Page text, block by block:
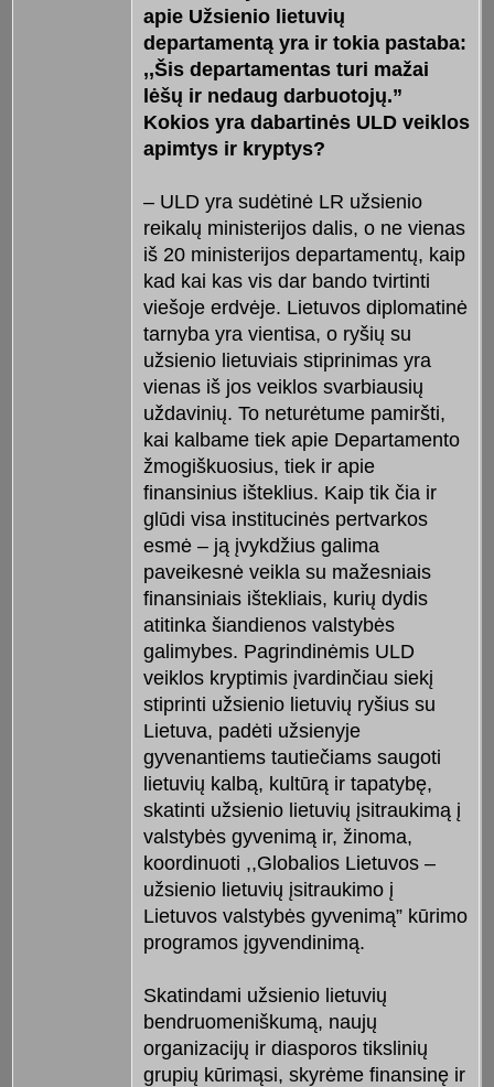
apie Užsienio lietuvių
departamentą yra ir tokia pastaba:
,,Šis departamentas turi mažai
lėšų ir nedaug darbuotojų.”
Kokios yra dabartinės ULD veiklos
apimtys ir kryptys?
– ULD yra sudėtinė LR užsienio
reikalų ministerijos dalis, o ne vienas
iš 20 ministerijos departamentų, kaip
kad kai kas vis dar bando tvirtinti
viešoje erdvėje. Lietuvos diplomatinė
tarnyba yra vientisa, o ryšių su
užsienio lietuviais stiprinimas yra
vienas iš jos veiklos svarbiausių
uždavinių. To neturėtume pamiršti,
kai kalbame tiek apie Departamento
žmogiškuosius, tiek ir apie
finansinius išteklius. Kaip tik čia ir
glūdi visa institucinės pertvarkos
esmė – ją įvykdžius galima
paveikesnė veikla su mažesniais
finansiniais ištekliais, kurių dydis
atitinka šiandienos valstybės
galimybes. Pagrindinėmis ULD
veiklos kryptimis įvardinčiau siekį
stiprinti užsienio lietuvių ryšius su
Lietuva, padėti užsienyje
gyvenantiems tautiečiams saugoti
lietuvių kalbą, kultūrą ir tapatybę,
skatinti užsienio lietuvių įsitraukimą į
valstybės gyvenimą ir, žinoma,
koordinuoti ,,Globalios Lietuvos –
užsienio lietuvių įsitraukimo į
Lietuvos valstybės gyvenimą” kūrimo
programos įgyvendinimą.
Skatindami užsienio lietuvių
bendruomeniškumą, naujų
organizacijų ir diasporos tikslinių
grupių kūrimąsi, skyrėme finansinę ir